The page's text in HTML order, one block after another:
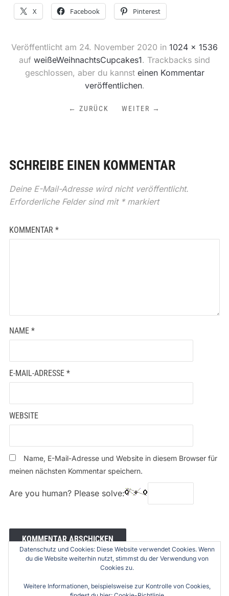
X Facebook Pinterest
Veröffentlicht am 24. November 2020 in 1024 × 1536
auf weißeWeihnachtsCupcakes1. Trackbacks sind
geschlossen, aber du kannst einen Kommentar
veröffentlichen.
← ZURÜCK WEITER →
SCHREIBE EINEN KOMMENTAR
Deine E-Mail-Adresse wird nicht veröffentlicht.
Erforderliche Felder sind mit *markiert
KOMMENTAR *
NAME *
E-MAIL-ADRESSE *
WEBSITE
Name, E-Mail-Adresse und Website in diesem Browser für
meinen nächsten Kommentar speichern.
Are you human? Please solve:
Datenschutz und Cookies: Diese Website verwendet Cookies. Wenn
du die Website weiterhin nutzt, stimmst du der Verwendung von
Cookies zu.
Weitere Informationen, beispielsweise zur Kontrolle von Cookies,